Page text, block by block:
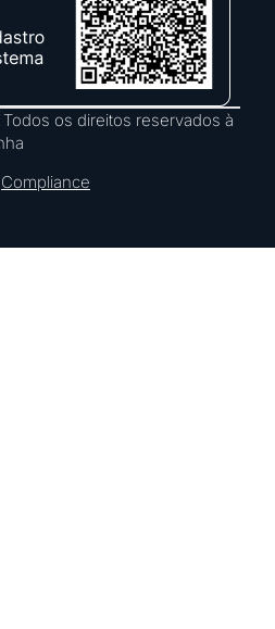
os direitos reservados à
Compliance